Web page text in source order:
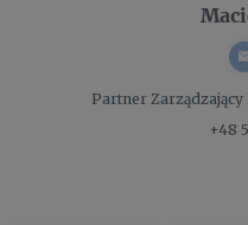
Partner Zarządzający
+48